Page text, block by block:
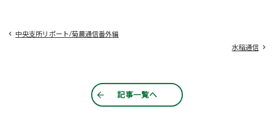
中央支所リポート/菊農通信番外編
水稲通信
記事一覧へ